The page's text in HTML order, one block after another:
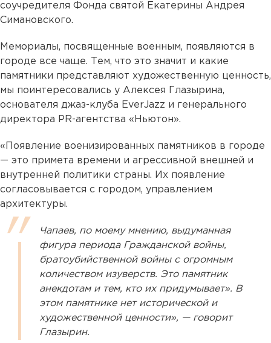
соучредителя Фонда святой Екатерины Андрея
Симановского.
Мемориалы, посвященные военным, появляются в
городе все чаще. Тем, что это значит и какие
памятники представляют художественную ценность,
мы поинтересовались у Алексея Глазырина,
основателя джаз-клуба EverJazz и генерального
директора PR-агентства «Ньютон».
«Появление военизированных памятников в городе
— это примета времени и агрессивной внешней и
внутренней политики страны. Их появление
согласовывается с городом, управлением
архитектуры.
Чапаев, по моему мнению, выдуманная
фигура периода Гражданской войны,
братоубийственной войны с огромным
количеством изуверств. Это памятник
анекдотам и тем, кто их придумывает». В
этом памятнике нет исторической и
художественной ценности», — говорит
Глазырин.